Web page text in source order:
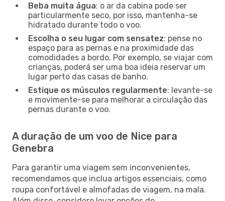
Beba muita água: o ar da cabina pode ser
particularmente seco, por isso, mantenha-se
hidratado durante todo o voo.
Escolha o seu lugar com sensatez: pense no
espaço para as pernas e na proximidade das
comodidades a bordo. Por exemplo, se viajar com
crianças, poderá ser uma boa ideia reservar um
lugar perto das casas de banho.
Estique os músculos regularmente: levante-se
e movimente-se para melhorar a circulação das
pernas durante o voo.
A duração de um voo de Nice para
Genebra
Para garantir uma viagem sem inconvenientes,
recomendamos que inclua artigos essenciais, como
roupa confortável e almofadas de viagem, na mala.